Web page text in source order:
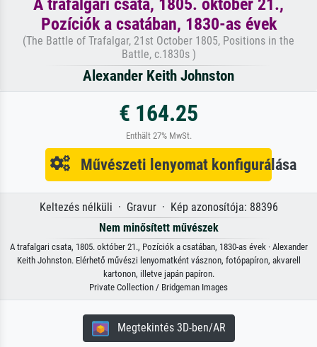
A trafalgari csata, 1805. október 21.,
Pozíciók a csatában, 1830-as évek
(The Battle of Trafalgar, 21st October 1805, Positions in the
Battle, c.1830s )
Alexander Keith Johnston
€ 164.25
Enthält 27% MwSt.
Művészeti lenyomat konfigurálása
Keltezés nélküli · Gravur · Kép azonosítója: 88396
Nem minősített művészek
A trafalgari csata, 1805. október 21., Pozíciók a csatában, 1830-as évek · Alexander
Keith Johnston. Elérhető művészi lenyomatként vásznon, fotópapíron, akvarell
kartonon, illetve japán papíron.
Private Collection / Bridgeman Images
Megtekintés 3D-ben/AR